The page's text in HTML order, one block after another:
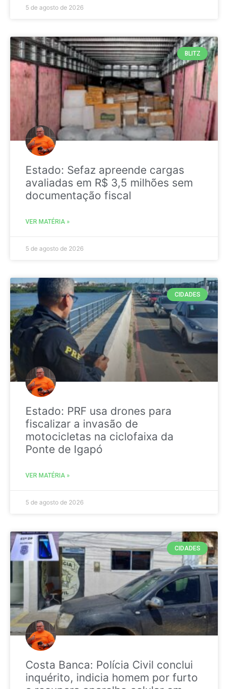
5 de agosto de 2026
BLITZ
Estado: Sefaz apreende cargas
avaliadas em R$ 3,5 milhões sem
documentação fiscal
VER MATÉRIA »
5 de agosto de 2026
CIDADES
Estado: PRF usa drones para
fiscalizar a invasão de
motocicletas na ciclofaixa da
Ponte de Igapó
VER MATÉRIA »
5 de agosto de 2026
CIDADES
Costa Banca: Polícia Civil conclui
inquérito, indicia homem por furto